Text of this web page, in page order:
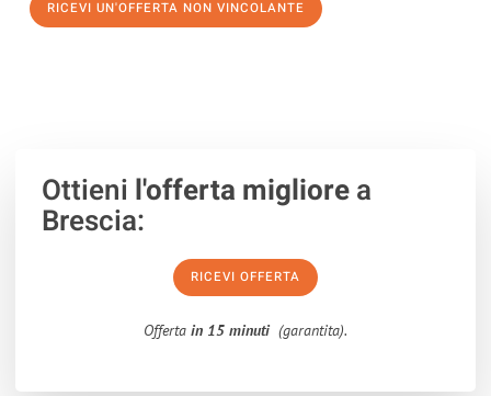
RICEVI UN'OFFERTA NON VINCOLANTE
Ottieni l'offerta migliorea
Brescia:
RICEVI OFFERTA
Offerta in 15 minuti (garantita).